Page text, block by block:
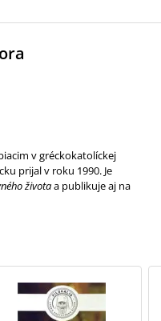
v gréckokatolíckej
prijal v roku 1990. Je
životaa publikuje aj na